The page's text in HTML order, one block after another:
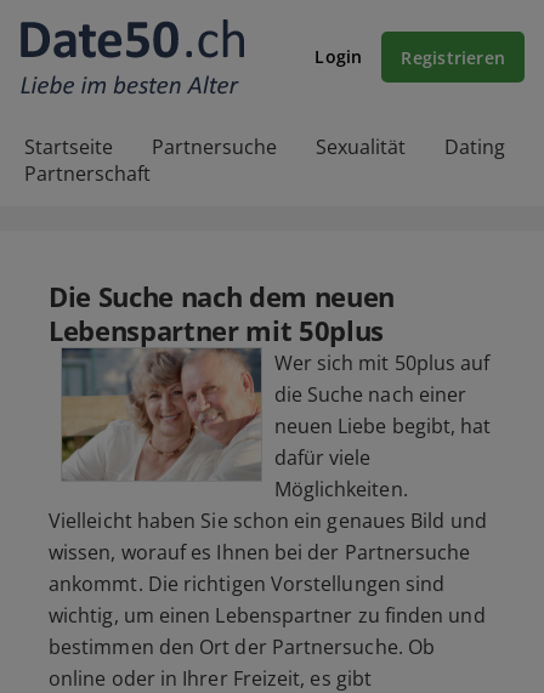
Login Registrieren
Startseite Partnersuche Sexualität
Dating
Partnerschaft
Die Suche nach dem neuen
Lebenspartner mit 50plus
Wer sich mit 50plus auf
die Suche nach einer
neuen Liebe begibt, hat
dafür viele
Möglichkeiten.
Vielleicht haben Sie schon ein genaues Bild und
wissen, worauf es Ihnen bei der Partnersuche
ankommt. Die richtigen Vorstellungen sind
wichtig, um einen Lebenspartner zu finden und
bestimmen den Ort der Partnersuche. Ob
online oder in Ihrer Freizeit, es gibt